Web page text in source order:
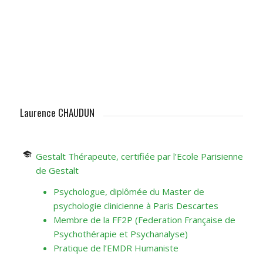
Laurence CHAUDUN
Gestalt Thérapeute, certifiée par l’Ecole Parisienne
de Gestalt
Psychologue, diplômée du Master de
psychologie clinicienne à Paris Descartes
Membre de la FF2P (Federation Française de
Psychothérapie et Psychanalyse)
Pratique de l’EMDR Humaniste